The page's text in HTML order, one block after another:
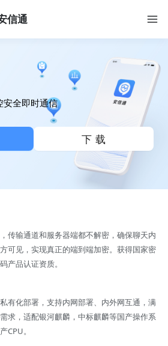
信通
安全即时通信
下载
传输通道和服务器端都不解密，确保聊天内
可见，实现真正的端到端加密。获得国家密
产品认证资质。
有化部署，支持内网部署、内外网互通，满
求，适配银河麒麟，中标麒麟等国产操作系
CPU。